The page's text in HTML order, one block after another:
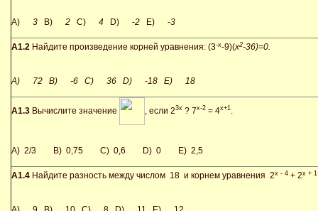
A) 3 B) 2 C) 4 D) -2 E) -3
А1.2 Найдите произведение корней уравнения: (3-x-9)(x2-36)=0.
A) 72 B) -6 C) 36 D) -18 E) 18
А1.3 Вычислите значение , если 23x ? 7x-2 = 4x+1
A) 2/3 B) 0,75 C) 0,6 D) 0 E) 2,5
А1.4 Найдите разность между числом 18 и корнем уравнения 2x - 4 + 2x + 1